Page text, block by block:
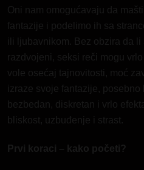
Oni nam omogućavaju da
fantazije i podelimo ih sa
ili ljubavnikom. Bez obzira da li
razdvojeni, seksi reči mogu
vole osećaj tajnovitosti, moć
izraze svoje fantazije,
bezbedan, diskretan i vrlo
bliskost, uzbuđenje i strast.
Prvi koraci – kako početi?